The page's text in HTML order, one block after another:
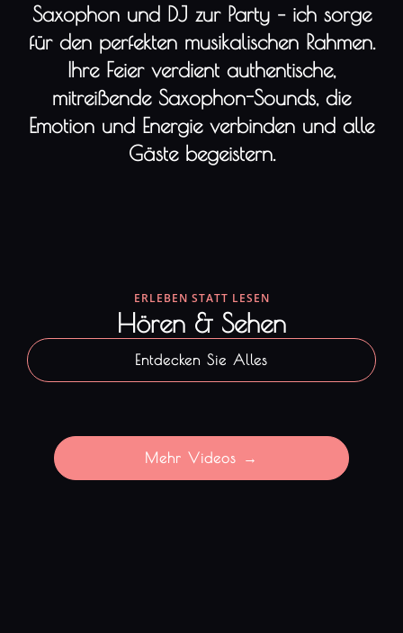
Saxophon und DJ zur Party – ich sorge
für den perfekten musikalischen Rahmen.
Ihre Feier verdient authentische,
mitreißende Saxophon-Sounds, die
Emotion und Energie verbinden und alle
Gäste begeistern.
ERLEBEN STATT LESEN
Hören & Sehen
Entdecken Sie Alles
Mehr Videos →